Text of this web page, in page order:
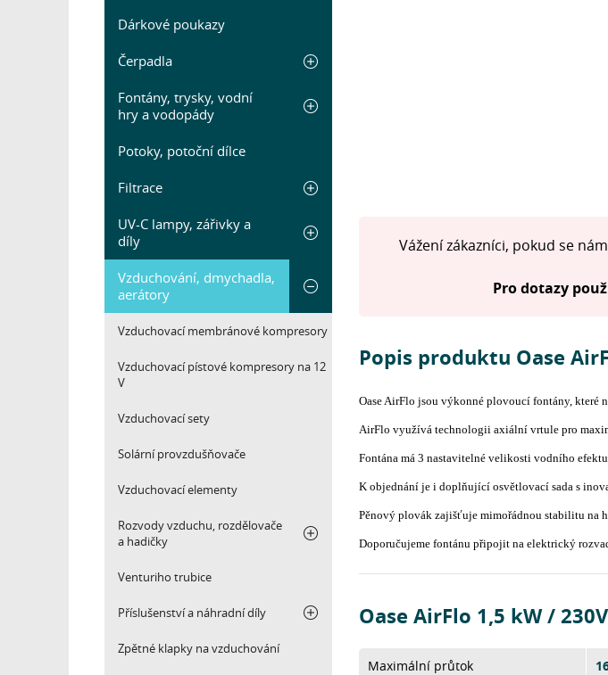
Dárkové poukazy
Čerpadla
Fontány, trysky, vodní
hry a vodopády
Potoky, potoční dílce
Filtrace
UV-C lampy, zářivky a
díly
Vzduchování, dmychadla,
aerátory
Vzduchovací membránové kompresory
Vzduchovací pístové kompresory na 12
V
Vzduchovací sety
Solární provzdušňovače
Vzduchovací elementy
Rozvody vzduchu, rozdělovače
a hadičky
Venturiho trubice
Příslušenství a náhradní díly
Zpětné klapky na vzduchování
Vážení zákazníci, pokud se
Pro dotazy
Popis produktu Oase
Oase AirFlo jsou výkonné plovoucí fontány,
AirFlo využívá technologii axiální vrtule pro
Fontána má 3 nastavitelné velikosti vodního
K objednání je i doplňující osvětlovací sada s
Pěnový plovák zajišťuje mimořádnou stabilitu na
Doporučujeme fontánu připojit na elektrický
Oase AirFlo 1,5 kW /
Maximální průtok